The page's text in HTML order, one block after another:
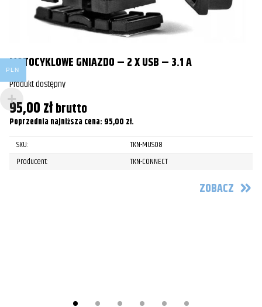
MOTOCYKLOWE GNIAZDO – 2 X USB – 3.1 A
Produkt dostępny
95,00złbrutto
Poprzednia najniższa cena: 95,00 zł.
SKU:
TKN-MUS08
Producent:
TKN-CONNECT
ZOBACZ
PLN